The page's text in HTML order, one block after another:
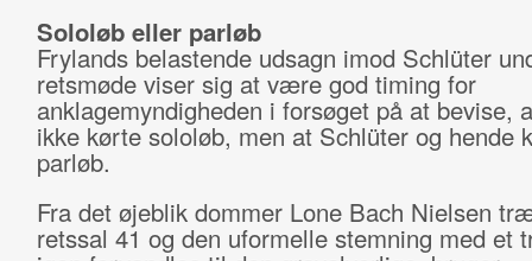
Sololøb eller parløb
Frylands belastende udsagn imod Schlüter
retsmøde viser sig at være god timing for
anklagemyndigheden i forsøget på at bevise,
ikke kørte sololøb, men at Schlüter og hende
parløb.
Fra det øjeblik dommer Lone Bach Nielsen
retssal 41 og den uformelle stemning med et